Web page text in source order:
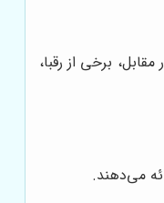
برخی از رقبا،
می‌دهند.